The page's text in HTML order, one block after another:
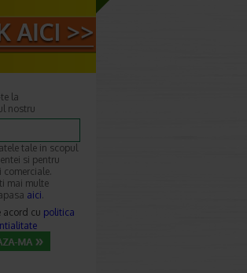
la
nostru
tale in scopul
si pentru
comerciale.
mai multe
aici.
acord cu politica